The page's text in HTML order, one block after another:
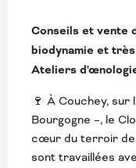
Conseils et vente
biodynamie et
Ateliers
🍷 À Couchey,
Bourgogne –, le
cœur du terroir de
sont travaillées